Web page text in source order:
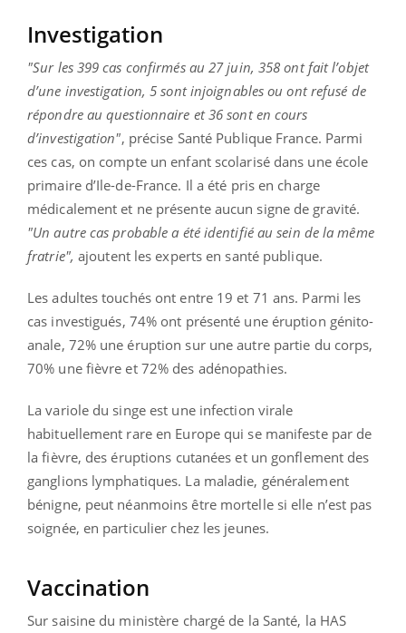
Investigation
"Sur les 399 cas confirmés au 27 juin, 358 ont fait l’objet
d’une investigation, 5 sont injoignables ou ont refusé de
répondre au questionnaire et 36 sont en cours
d’investigation", précise Santé Publique France. Parmi
ces cas, on compte un enfant scolarisé dans une école
primaire d’Ile-de-France. Il a été pris en charge
médicalement et ne présente aucun signe de gravité.
"Un autre cas probable a été identifié au sein de la même
fratrie", ajoutent les experts en santé publique.
Les adultes touchés ont entre 19 et 71 ans. Parmi les
cas investigués, 74% ont présenté une éruption génito-
anale, 72% une éruption sur une autre partie du corps,
70% une fièvre et 72% des adénopathies.
La variole du singe est une infection virale
habituellement rare en Europe qui se manifeste par de
la fièvre, des éruptions cutanées et un gonflement des
ganglions lymphatiques. La maladie, généralement
bénigne, peut néanmoins être mortelle si elle n’est pas
soignée, en particulier chez les jeunes.
Vaccination
Sur saisine du ministère chargé de la Santé, la HAS